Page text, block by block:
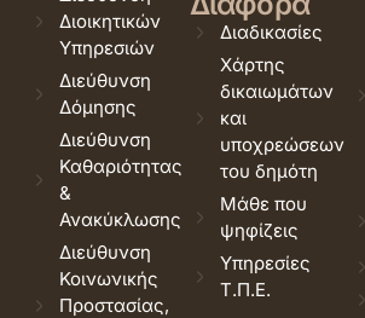
Διοικητικών
Υπηρεσιών
Διεύθυνση
Δόμησης
Διεύθυνση
Καθαριότητας
&
Ανακύκλωσης
Διεύθυνση
Κοινωνικής
Προστασίας,
Διαδικασίες
Χάρτης
δικαιωμάτων
και
υποχρεώσεων
του δημότη
Μάθε που
ψηφίζεις
Υπηρεσίες
Τ.Π.Ε.